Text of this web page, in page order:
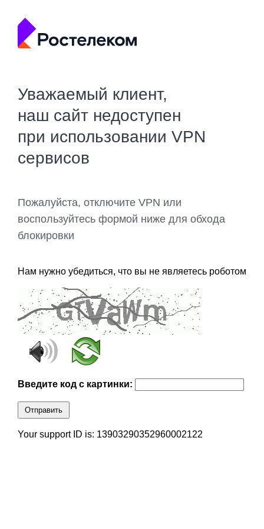
Уважаемый клиент,
наш сайт недоступен
при использовании VPN
сервисов
Пожалуйста, отключите VPN или
воспользуйтесь формой ниже для обхода
блокировки
Нам нужно убедиться, что вы не являетесь роботом
Введите код с картинки:
Отправить
Your support ID is: 13903290352960002122